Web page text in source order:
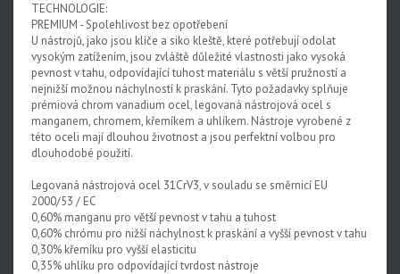
TECHNOLOGIE:
PREMIUM - Spolehlivost bez opotřebení
U nástrojů, jako jsou klíče a siko kleště, které potřebují odolat
vysokým zatížením, jsou zvláště důležité vlastnosti jako vysoká
pevnost v tahu, odpovídající tuhost materiálu s větší pružností a
nejnižší možnou náchylností k praskání. Tyto požadavky splňuje
prémiová chrom vanadium ocel, legovaná nástrojová ocel s
manganem, chromem, křemíkem a uhlíkem. Nástroje vyrobené z
této oceli mají dlouhou životnost a jsou perfektní volbou pro
dlouhodobé použití.
Legovaná nástrojová ocel 31CrV3, v souladu se směrnicí EU
2000/53 / EC
0,60% manganu pro větší pevnost v tahu a tuhost
0,60% chrómu pro nižší náchylnost k praskání a vyšší pevnost v tahu
0,30% křemíku pro vyšší elasticitu
0,35% uhlíku pro odpovídající tvrdost nástroje